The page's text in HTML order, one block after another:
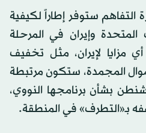
ستوفر إطاراً لكيفية
المتحدة وإيران في المرحلة
مزايا لإيران، مثل تخفيف
المجمدة، ستكون مرتبطة
بشأن برنامجها النووي،
بـ«التطرف» في المنطقة.